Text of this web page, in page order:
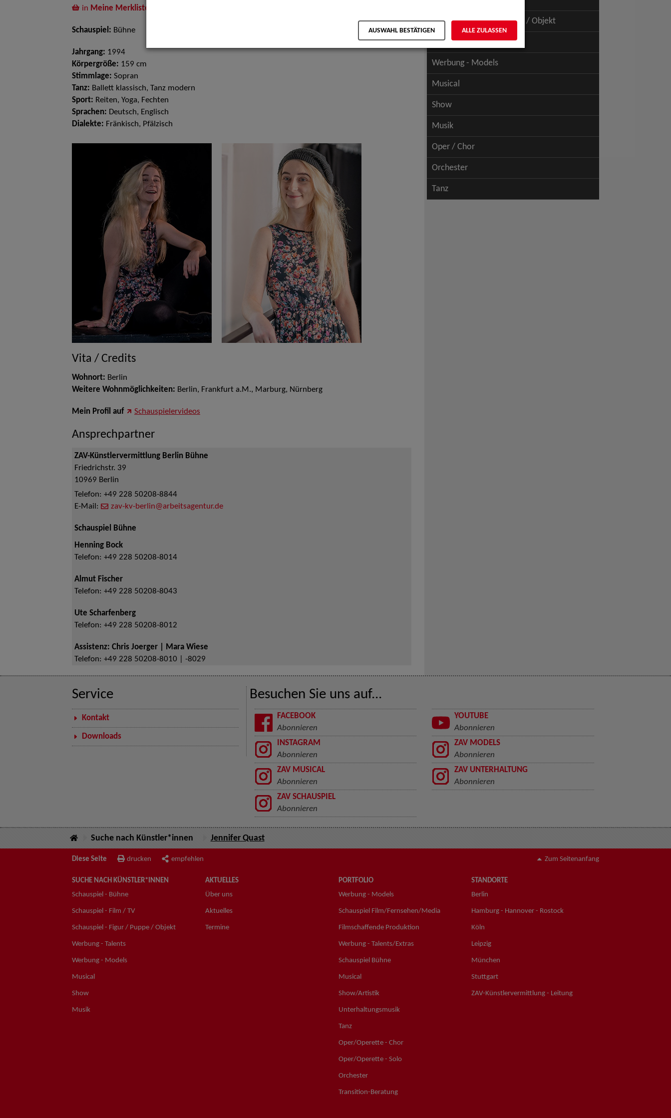
in Meine Merkliste
Schauspiel: Bühne
Jahrgang: 1994
Körpergröße: 159 cm
Stimmlage: Sopran
Tanz: Ballett klassisch, Tanz modern
Sport: Reiten, Yoga, Fechten
Sprachen: Deutsch, Englisch
Dialekte: Fränkisch, Pfälzisch
Vita / Credits
Wohnort: Berlin
Weitere Wohnmöglichkeiten: Berlin, Frankfurt a.M., Marburg, Nürnberg
Mein Profil auf Schauspielervideos
Ansprechpartner
ZAV-Künstlervermittlung Berlin Bühne
Friedrichstr. 39
10969 Berlin
Telefon: +49 228 50208-8844
E-Mail:
zav-kv-berlin@arbeitsagentur.de
Schauspiel Bühne
Henning Bock
Telefon: +49 228 50208-8014
Almut Fischer
Telefon: +49 228 50208-8043
Ute Scharfenberg
Telefon: +49 228 50208-8012
Assistenz: Chris Joerger | Mara Wiese
Telefon: +49 228 50208-8010 | -8029
Schauspiel - Figur / Puppe / Objekt
Werbung - Talents
Werbung - Models
Musical
Show
Musik
Oper / Chor
Orchester
Tanz
Service
Kontakt
Downloads
Besuchen Sie uns auf...
FACEBOOK
Abonnieren
YOUTUBE
Abonnieren
INSTAGRAM
Abonnieren
ZAV MODELS
Abonnieren
ZAV MUSICAL
Abonnieren
ZAV UNTERHALTUNG
Abonnieren
ZAV SCHAUSPIEL
Abonnieren
Suche nach Künstler*innen Jennifer Quast
Diese Seite drucken empfehlen Zum Seitenanfang
SUCHE NACH KÜNSTLER*INNEN
Schauspiel - Bühne
Schauspiel - Film / TV
Schauspiel - Figur / Puppe / Objekt
Werbung - Talents
Werbung - Models
Musical
Show
Musik
AKTUELLES
Über uns
Aktuelles
Termine
PORTFOLIO
Werbung - Models
Schauspiel Film/Fernsehen/Media
Filmschaffende Produktion
Werbung - Talents/Extras
Schauspiel Bühne
Musical
Show/Artistik
Unterhaltungsmusik
Tanz
Oper/Operette - Chor
Oper/Operette - Solo
Orchester
Transition-Beratung
STANDORTE
Berlin
Hamburg - Hannover - Rostock
Köln
Leipzig
München
Stuttgart
ZAV-Künstlervermittlung - Leitung
AUSWAHL BESTÄTIGEN ALLE ZULASSEN